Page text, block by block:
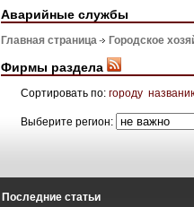
Аварийные службы
Главная страница Городское
Фирмы раздела
Сортировать по: городу
Выберите регион:
Последние статьи